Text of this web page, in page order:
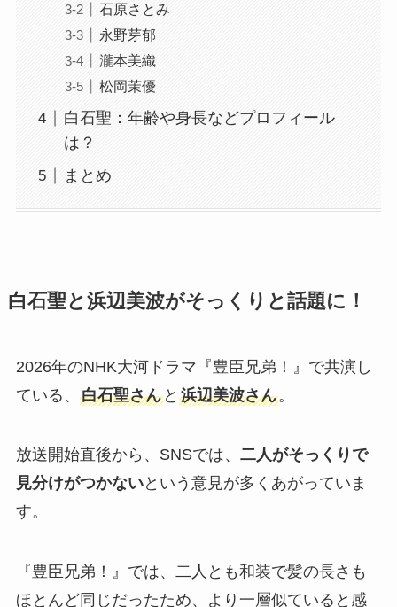
石原さとみ
永野芽郁
瀧本美織
松岡茉優
白石聖：年齢や身長などプロフィール
は？
まとめ
白石聖と浜辺美波がそっくりと話題に！
2026年のNHK大河ドラマ『豊臣兄弟！』で共演し
ている、 白石聖さんと 浜辺美波さん。
放送開始直後から、SNSでは、 二人がそっくりで
見分けがつかないという意見が多くあがっていま
す。
『豊臣兄弟！』では、二人とも和装で髪の長さも
ほとんど同じだったため、より一層似ていると感